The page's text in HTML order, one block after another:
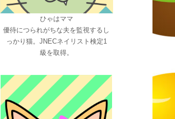
ひゃはママ
優待につられがちな夫を監視するし
っかり猫。JNECネイリスト検定1
級を取得。